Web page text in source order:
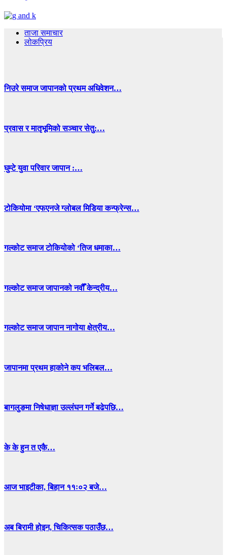
ताजा समाचार
लोकप्रिय
निउरे समाज जापानको प्रथम अधिवेशन…
प्रवास र मातृभूमिको सञ्चार सेतु:…
घुम्टे युवा परिवार जापान :…
टोकियोमा ‘एफएनजे ग्लोबल मिडिया कन्फ्रेन्स…
गल्कोट समाज टोकियोको ‘तिज धमाका…
गल्कोट समाज जापानको नवौँ केन्द्रीय…
गल्कोट समाज जापान नागोया क्षेत्रीय…
जापानमा प्रथम हाकोने कप भलिबल…
बागलुङमा निषेधाज्ञा उल्लंघन गर्ने बढेपछि…
के के हुन त एकै…
आज भाइटीका, बिहान ११ः०२ बजे…
अब बिरामी होइन, चिकित्सक पठाउँछ…